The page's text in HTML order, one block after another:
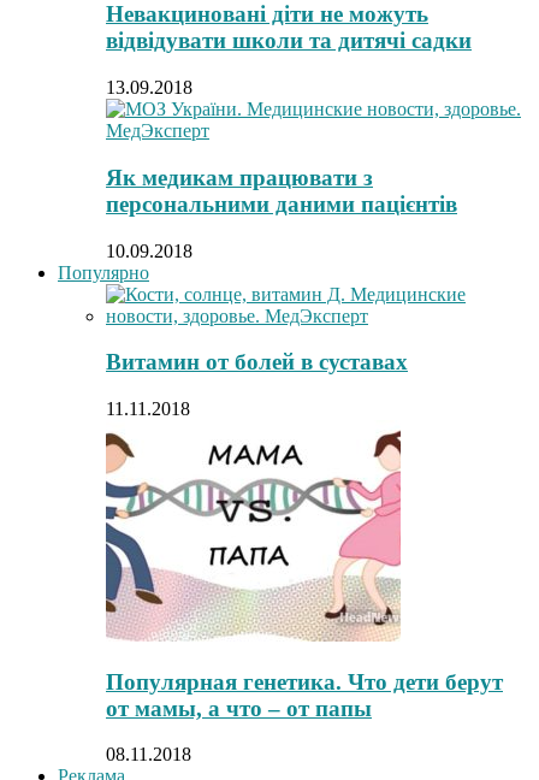
Невакциновані діти не можуть
відвідувати школи та дитячі садки
13.09.2018
Як медикам працювати з
персональними даними пацієнтів
10.09.2018
Популярно
Витамин от болей в суставах
11.11.2018
Популярная генетика. Что дети берут
от мамы, а что – от папы
08.11.2018